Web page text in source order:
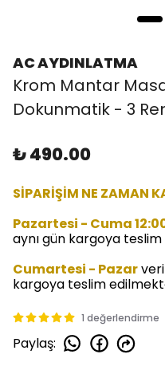
AC AYDINLATMA
Krom Mantar
Dokunmatik - 3
₺ 490.00
SİPARİŞİM NE ZAMAN
Pazartesi - Cuma
aynı gün kargoya
Cumartesi - Pazar
kargoya teslim
1 değerlendirme
Paylaş: